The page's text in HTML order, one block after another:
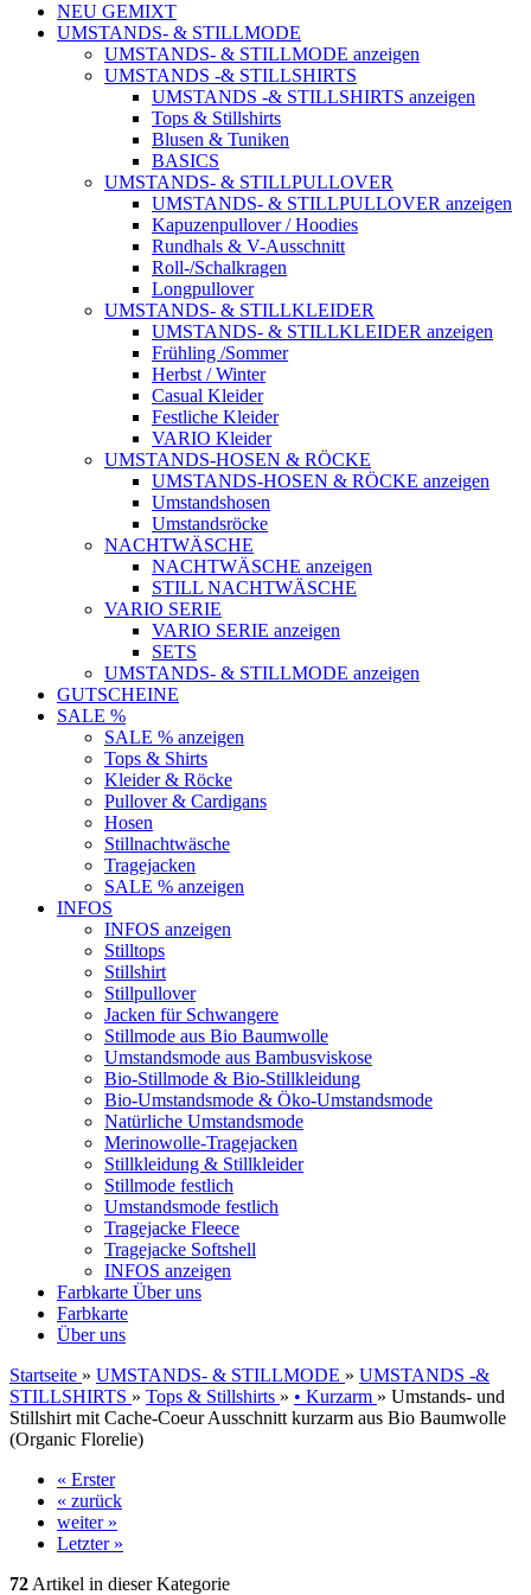
NEU GEMIXT
UMSTANDS- & STILLMODE
UMSTANDS- & STILLMODE anzeigen
UMSTANDS -& STILLSHIRTS
UMSTANDS -& STILLSHIRTS anzeigen
Tops & Stillshirts
Blusen & Tuniken
BASICS
UMSTANDS- & STILLPULLOVER
UMSTANDS- & STILLPULLOVER anzeigen
Kapuzenpullover / Hoodies
Rundhals & V-Ausschnitt
Roll-/Schalkragen
Longpullover
UMSTANDS- & STILLKLEIDER
UMSTANDS- & STILLKLEIDER anzeigen
Frühling /Sommer
Herbst / Winter
Casual Kleider
Festliche Kleider
VARIO Kleider
UMSTANDS-HOSEN & RÖCKE
UMSTANDS-HOSEN & RÖCKE anzeigen
Umstandshosen
Umstandsröcke
NACHTWÄSCHE
NACHTWÄSCHE anzeigen
STILL NACHTWÄSCHE
VARIO SERIE
VARIO SERIE anzeigen
SETS
UMSTANDS- & STILLMODE anzeigen
GUTSCHEINE
SALE %
SALE % anzeigen
Tops & Shirts
Kleider & Röcke
Pullover & Cardigans
Hosen
Stillnachtwäsche
Tragejacken
SALE % anzeigen
INFOS
INFOS anzeigen
Stilltops
Stillshirt
Stillpullover
Jacken für Schwangere
Stillmode aus Bio Baumwolle
Umstandsmode aus Bambusviskose
Bio-Stillmode & Bio-Stillkleidung
Bio-Umstandsmode & Öko-Umstandsmode
Natürliche Umstandsmode
Merinowolle-Tragejacken
Stillkleidung & Stillkleider
Stillmode festlich
Umstandsmode festlich
Tragejacke Fleece
Tragejacke Softshell
INFOS anzeigen
Farbkarte Über uns
Farbkarte
Über uns
Startseite » UMSTANDS- & STILLMODE » UMSTANDS -&
STILLSHIRTS » Tops & Stillshirts » • Kurzarm » Umstands- und
Stillshirt mit Cache-Coeur Ausschnitt kurzarm aus Bio Baumwolle
(Organic Florelie)
« Erster
« zurück
weiter »
Letzter »
72 Artikel in dieser Kategorie